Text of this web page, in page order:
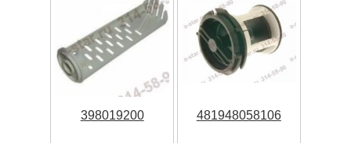
398019200 481948058106